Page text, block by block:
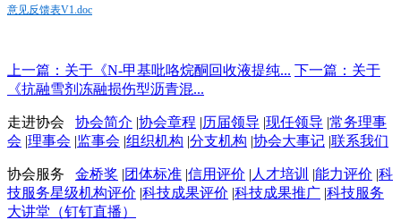
意见反馈表V1.doc
上一篇：关于《N-甲基吡咯烷酮回收液提纯... 下一篇：关于
《抗融雪剂冻融损伤型沥青混...
走进协会 协会简介 |协会章程 |历届领导 |现任领导 |常务理事
会 |理事会 |监事会 |组织机构 |分支机构 |协会大事记 |联系我们
协会服务 金桥奖 |团体标准 |信用评价 | 人才培训 |能力评价 |科
技服务星级机构评价 |科技成果评价 |科技成果推广 |科技服务
大讲堂（钉钉直播）